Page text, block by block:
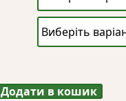
Додати в кошик